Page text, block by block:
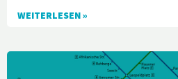
WEITERLESEN »